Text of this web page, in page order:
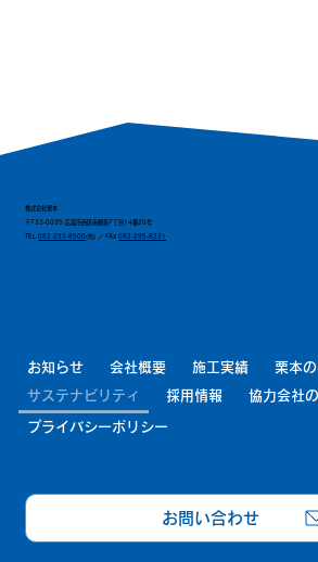
お知らせ 会社概要 施工実績
栗本
サステナビリティ
採用情報 協力会社
プライバシーポリシー
株式会社栗本
TEL082-293-8500(代) ／ FAX082-295-8231
〒733-0035 広島市西区南観音7丁目14番20号
お問い合わせ